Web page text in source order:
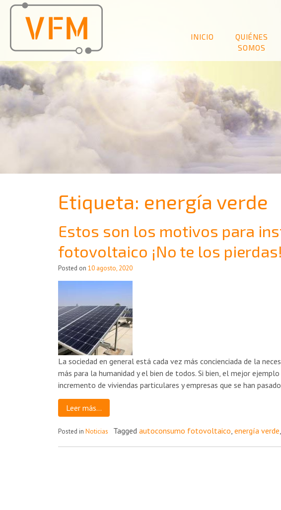
INICIO
QUIÉNES
SOMOS
Etiqueta: energía verde
Estos son los motivos para
fotovoltaico ¡No te los pierdas!
Posted on 10 agosto, 2020
La sociedad en general está cada vez más concienciada de la
más para la humanidad y el bien de todos. Si bien, el mejor
incremento de viviendas particulares y empresas que se han
Leer más…
Posted in Noticias Tagged autoconsumo fotovoltaico energía verde